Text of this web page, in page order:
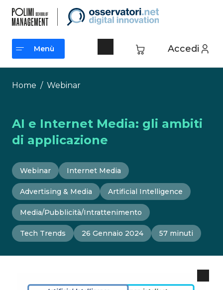
contenuto
Accedi
Menù
Menù
Home / Webinar
AI e Internet Media: gli ambiti
di applicazione
Webinar Internet Media
Advertising & Media Artificial Intelligence
Media/Pubblicità/Intrattenimento
Tech Trends 26 Gennaio 2024 57 minuti